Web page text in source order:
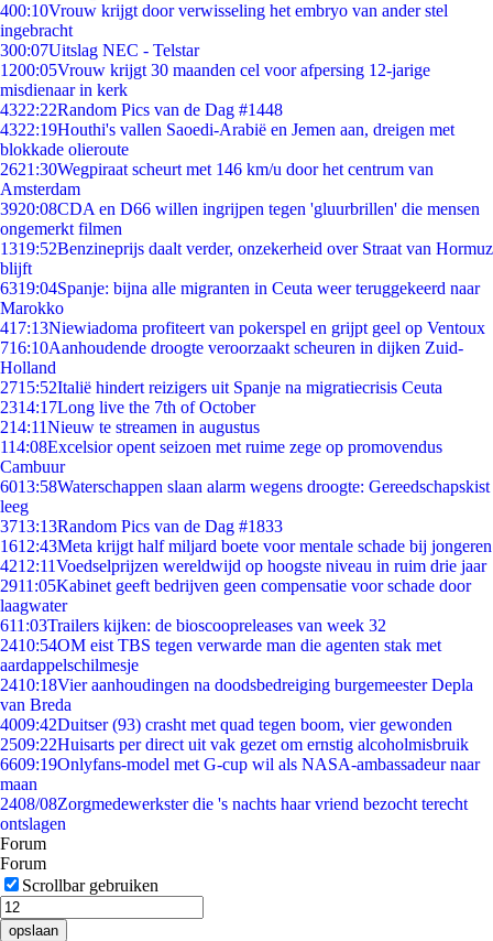
400:10Vrouw krijgt door verwisseling het embryo van ander stel
ingebracht
300:07Uitslag NEC - Telstar
1200:05Vrouw krijgt 30 maanden cel voor afpersing 12-jarige
misdienaar in kerk
4322:22Random Pics van de Dag #1448
4322:19Houthi's vallen Saoedi-Arabië en Jemen aan, dreigen met
blokkade olieroute
2621:30Wegpiraat scheurt met 146 km/u door het centrum van
Amsterdam
3920:08CDA en D66 willen ingrijpen tegen 'gluurbrillen' die mensen
ongemerkt filmen
1319:52Benzineprijs daalt verder, onzekerheid over Straat van Hormuz
blijft
6319:04Spanje: bijna alle migranten in Ceuta weer teruggekeerd naar
Marokko
417:13Niewiadoma profiteert van pokerspel en grijpt geel op Ventoux
716:10Aanhoudende droogte veroorzaakt scheuren in dijken Zuid-
Holland
2715:52Italië hindert reizigers uit Spanje na migratiecrisis Ceuta
2314:17Long live the 7th of October
214:11Nieuw te streamen in augustus
114:08Excelsior opent seizoen met ruime zege op promovendus
Cambuur
6013:58Waterschappen slaan alarm wegens droogte: Gereedschapskist
leeg
3713:13Random Pics van de Dag #1833
1612:43Meta krijgt half miljard boete voor mentale schade bij jongeren
4212:11Voedselprijzen wereldwijd op hoogste niveau in ruim drie jaar
2911:05Kabinet geeft bedrijven geen compensatie voor schade door
laagwater
611:03Trailers kijken: de bioscoopreleases van week 32
2410:54OM eist TBS tegen verwarde man die agenten stak met
aardappelschilmesje
2410:18Vier aanhoudingen na doodsbedreiging burgemeester Depla
van Breda
4009:42Duitser (93) crasht met quad tegen boom, vier gewonden
2509:22Huisarts per direct uit vak gezet om ernstig alcoholmisbruik
6609:19Onlyfans-model met G-cup wil als NASA-ambassadeur naar
maan
2408/08Zorgmedewerkster die 's nachts haar vriend bezocht terecht
ontslagen
Forum
Forum
Scrollbar gebruiken
opslaan